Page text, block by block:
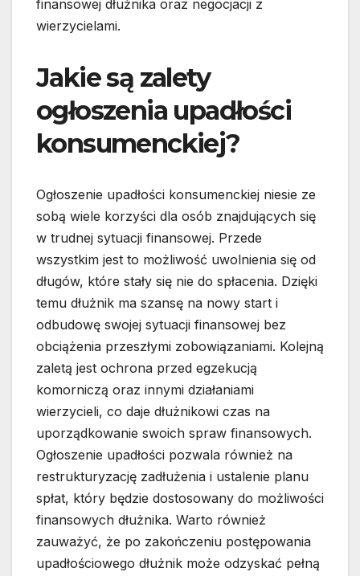
finansowej dłużnika oraz negocjacji z
wierzycielami.
Jakie są zalety
ogłoszenia upadłości
konsumenckiej?
Ogłoszenie upadłości konsumenckiej niesie ze
sobą wiele korzyści dla osób znajdujących się
w trudnej sytuacji finansowej. Przede
wszystkim jest to możliwość uwolnienia się od
długów, które stały się nie do spłacenia. Dzięki
temu dłużnik ma szansę na nowy start i
odbudowę swojej sytuacji finansowej bez
obciążenia przeszłymi zobowiązaniami. Kolejną
zaletą jest ochrona przed egzekucją
komorniczą oraz innymi działaniami
wierzycieli, co daje dłużnikowi czas na
uporządkowanie swoich spraw finansowych.
Ogłoszenie upadłości pozwala również na
restrukturyzację zadłużenia i ustalenie planu
spłat, który będzie dostosowany do możliwości
finansowych dłużnika. Warto również
zauważyć, że po zakończeniu postępowania
upadłościowego dłużnik może odzyskać pełną